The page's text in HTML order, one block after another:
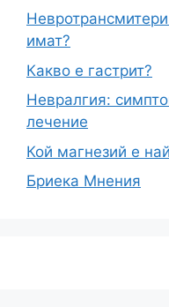
имат?
Какво е гастрит?
Невралгия:
лечение
Кой магнезий е
Бриека Мнения